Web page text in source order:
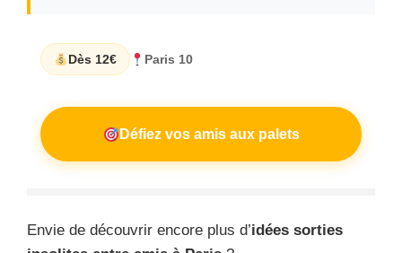
Dès 12€ Paris 10
Défiez vos amis aux palets
Envie de découvrir encore plus d’idées sorties